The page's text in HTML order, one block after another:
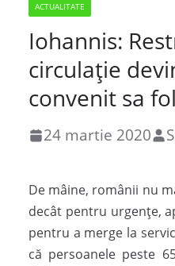
ACTUALITATE
Iohannis:
circulaţie
convenit sa
24 martie 2020
De mâine, românii nu
decât pentru urgențe,
pentru a merge la
că persoanele peste